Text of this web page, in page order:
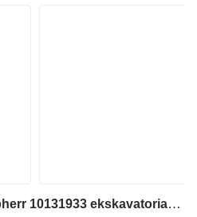
Turbokompresorius Liebherr 10131933 ekskavatoriaus Liebherr R936 / R 936 / A924 / A 924 / A928 / A 928 / LH30 / LH 30 / LH35 / LH 35 / LH40 / LH 40 / LH50 / LH 50